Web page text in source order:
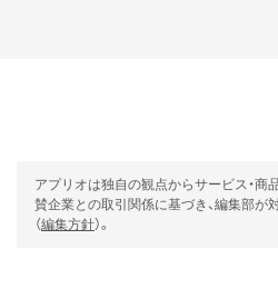
アプリオは独自の観点からサービス・商
賛企業との取引関係に基づき、編集部が
（編集方針）。